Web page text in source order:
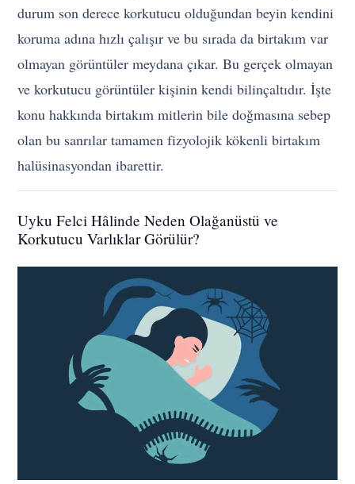
durum son derece korkutucu olduğundan beyin kendini
koruma adına hızlı çalışır ve bu sırada da birtakım var
olmayan görüntüler meydana çıkar. Bu gerçek olmayan
ve korkutucu görüntüler kişinin kendi bilinçaltıdır. İşte
konu hakkında birtakım mitlerin bile doğmasına sebep
olan bu sanrılar tamamen fizyolojik kökenli birtakım
halüsinasyondan ibarettir.
Uyku Felci Hâlinde Neden Olağanüstü ve
Korkutucu Varlıklar Görülür?